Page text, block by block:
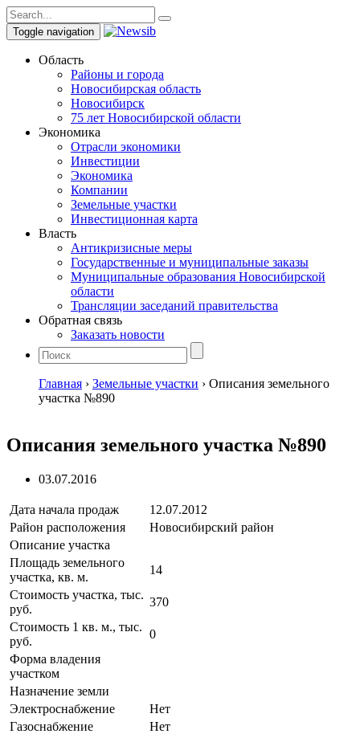
Toggle navigation
Область
Районы и города
Новосибирская область
Новосибирск
75 лет Новосибирской области
Экономика
Отрасли экономики
Инвестиции
Экономика
Компании
Земельные участки
Инвестиционная карта
Власть
Антикризисные меры
Государственные и муниципальные заказы
Муниципальные образования Новосибирской
области
Трансляции заседаний правительства
Обратная связь
Заказать новости
Главная › Земельные участки › Описания земельного
участка №890
Описания земельного участка №890
03.07.2016
Дата начала продаж
12.07.2012
Район расположения
Новосибирский район
Описание участка
Площадь земельного
участка, кв. м.
14
Стоимость участка, тыс.
руб.
370
Стоимость 1 кв. м., тыс.
руб.
0
Форма владения
участком
Назначение земли
Электроснабжение
Нет
Газоснабжение
Нет